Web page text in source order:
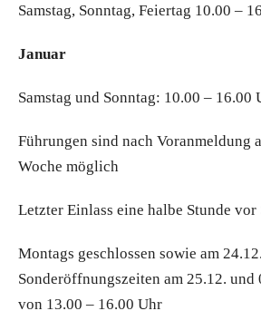
Samstag, Sonntag, Feiertag 10.00 –
Januar
Samstag und Sonntag: 10.00 – 16.00
Führungen sind nach Voranmeldung
Woche möglich
Letzter Einlass eine halbe Stunde
Montags geschlossen sowie am
Sonderöffnungszeiten am 25.12.
von 13.00 – 16.00 Uhr